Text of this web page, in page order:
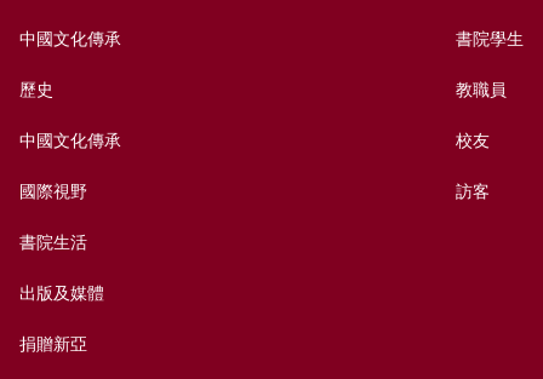
中國文化傳承
歷史
中國文化傳承
國際視野
書院生活
出版及媒體
捐贈新亞
書院學生
教職員
校友
訪客